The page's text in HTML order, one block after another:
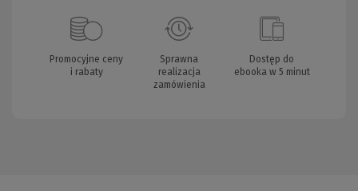
Promocyjne ceny
i rabaty
Sprawna
realizacja
zamówienia
Dostęp do
ebooka w 5 minut